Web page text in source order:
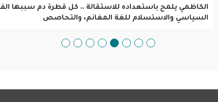
.. كل قطرة دم سببها الفشل
والتحاصص
صحتك فى وصفة.. شاى الكركم
للآلام